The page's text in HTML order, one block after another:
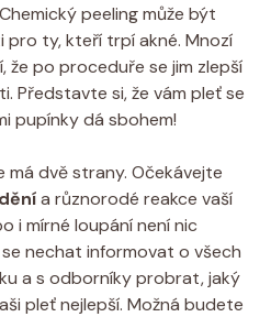
Chemický peeling může být
pro ty, kteří trpí akné. Mnozí
že po proceduře se jim zlepší
Představte si, že vám pleť se
pupínky dá sbohem!
má dvě strany. Očekávejte
a různorodé reakce vaší
i mírné loupání není nic
nechat informovat o všech
a s odborníky probrat, jaký
pleť nejlepší. Možná budete